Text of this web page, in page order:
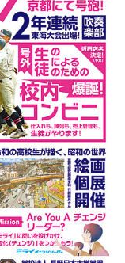
マーケティング局